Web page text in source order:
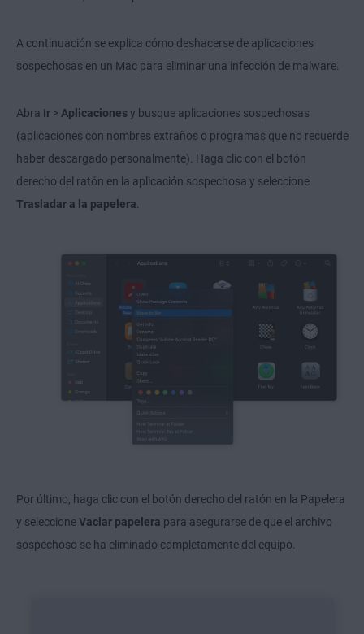
A continuación se explica cómo deshacerse de aplicaciones
sospechosas en un Mac para eliminar una infección de malware.
Abra Ir > Aplicacionesy busque aplicaciones sospechosas
(aplicaciones con nombres extraños o programas que no recuerde
haber descargado personalmente). Haga clic con el botón
derecho del ratón en la aplicación sospechosa y seleccione
Trasladar a la papelera.
Por último, haga clic con el botón derecho del ratón en la Papelera
y seleccioneVaciar papelera para asegurarse de que el archivo
sospechoso se ha eliminado completamente del equipo.